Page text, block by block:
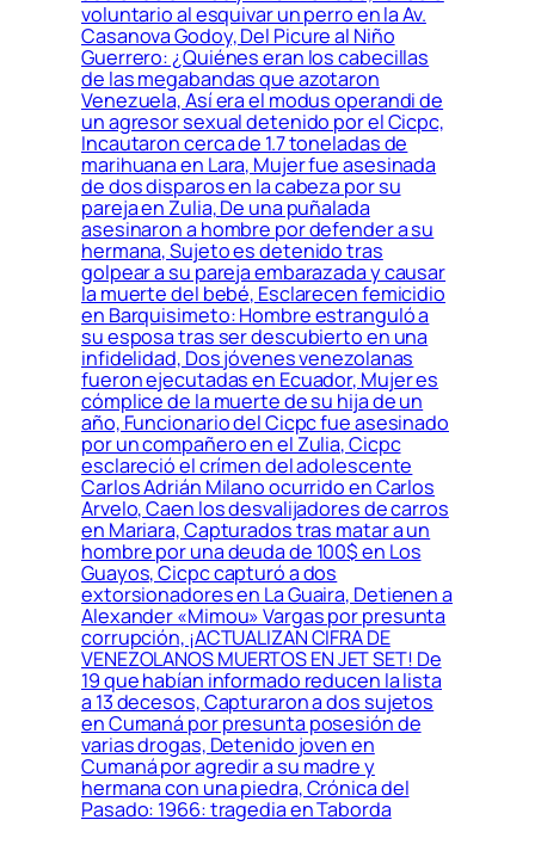
voluntario al esquivar un perro en la Av.
Casanova Godoy, Del Picure al Niño
Guerrero: ¿Quiénes eran los cabecillas
de las megabandas que azotaron
Venezuela, Así era el modus operandi de
un agresor sexual detenido por el Cicpc,
Incautaron cerca de 1.7 toneladas de
marihuana en Lara, Mujer fue asesinada
de dos disparos en la cabeza por su
pareja en Zulia, De una puñalada
asesinaron a hombre por defender a su
hermana, Sujeto es detenido tras
golpear a su pareja embarazada y causar
la muerte del bebé, Esclarecen femicidio
en Barquisimeto: Hombre estranguló a
su esposa tras ser descubierto en una
infidelidad, Dos jóvenes venezolanas
fueron ejecutadas en Ecuador, Mujer es
cómplice de la muerte de su hija de un
año, Funcionario del Cicpc fue asesinado
por un compañero en el Zulia, Cicpc
esclareció el crímen del adolescente
Carlos Adrián Milano ocurrido en Carlos
Arvelo, Caen los desvalijadores de carros
en Mariara, Capturados tras matar a un
hombre por una deuda de 100$ en Los
Guayos, Cicpc capturó a dos
extorsionadores en La Guaira, Detienen a
Alexander «Mimou» Vargas por presunta
corrupción, ¡ACTUALIZAN CIFRA DE
VENEZOLANOS MUERTOS EN JET SET! De
19 que habían informado reducen la lista
a 13 decesos, Capturaron a dos sujetos
en Cumaná por presunta posesión de
varias drogas, Detenido joven en
Cumaná por agredir a su madre y
hermana con una piedra, Crónica del
Pasado: 1966: tragedia en Taborda